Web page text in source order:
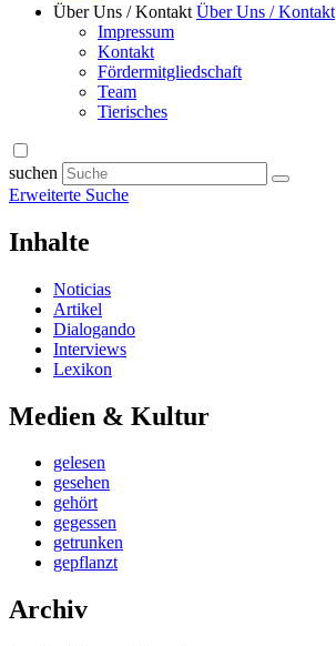
Über Uns / Kontakt Über Uns / Kontakt
Impressum
Kontakt
Fördermitgliedschaft
Team
Tierisches
suchen
Erweiterte Suche
Inhalte
Noticias
Artikel
Dialogando
Interviews
Lexikon
Medien & Kultur
gelesen
gesehen
gehört
gegessen
getrunken
gepflanzt
Archiv